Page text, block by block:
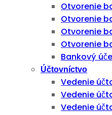
Otvorenie
Otvorenie
Otvorenie
Otvorenie
Bankový
Účtovníctvo
Vedenie
Vedenie
Vedenie